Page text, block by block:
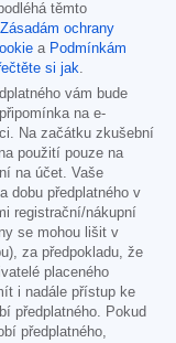
těmto
Zásadám ochrany
a Podmínkám
si jak.
vám bude
na e-
Na začátku zkušební
použití pouze na
na účet. Vaše
dobu předplatného v
registrační/nákupní
se mohou lišit v
za předpokladu, že
placeného
i nadále přístup ke
předplatného. Pokud
předplatného,